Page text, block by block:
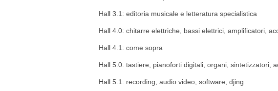
Hall 3.1: editoria musicale e letteratura specialistica
Hall 4.0: chitarre elettriche, bassi elettrici, amplificatori,
Hall 4.1: come sopra
Hall 5.0: tastiere, pianoforti digitali, organi, sintetizzatori,
Hall 5.1: recording, audio video, software, djing